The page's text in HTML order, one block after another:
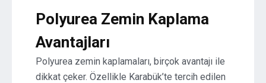
Polyurea Zemin Kaplama
Avantajları
Polyurea zemin kaplamaları, birçok avantajı ile
dikkat çeker. Özellikle Karabük’te tercih edilen